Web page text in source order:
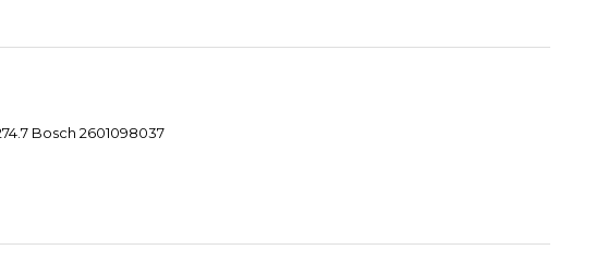
Bosch 2601098037